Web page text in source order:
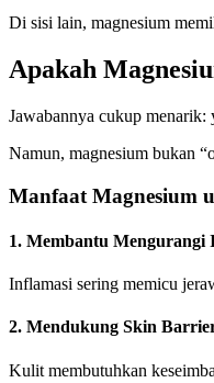
Di sisi lain, magnesium
Apakah
Jawabannya cukup menarik:
Namun, magnesium bukan
Manfaat Magnesium
1. Membantu Mengurangi
Inflamasi sering memicu
2. Mendukung Skin
Kulit membutuhkan